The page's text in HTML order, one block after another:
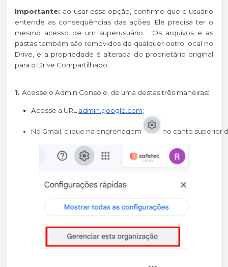
Importante: ao usar essa opção, confirme que o usuário
entende as consequências das ações. Ele precisa ter o
mesmo acesso de um superusuário. Os arquivos e as
pastas também são removidos de qualquer outro local no
Drive, e a propriedade é alterada do proprietário original
para o Drive Compartilhado.
1. Acesse o Admin Console, de uma destas três maneiras:
Acesse a URL admin.google.com;
No Gmail, clique na engrenagem no canto superior